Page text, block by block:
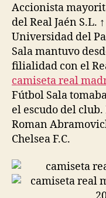
Accionista
del Real Jaén S.L.
Universidad del
Sala mantuvo
filialidad con el
camiseta real
Fútbol Sala
el escudo del
Roman
Chelsea F.C.